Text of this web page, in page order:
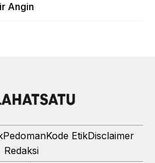
Angin
PedomanKode EtikDisclaimer
Redaksi